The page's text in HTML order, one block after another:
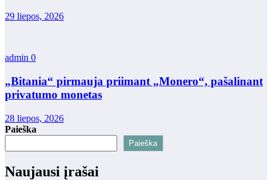
29 liepos, 2026
admin 0
„Bitania“ pirmauja priimant „Monero“, pašalinant
privatumo monetas
28 liepos, 2026
Paieška
Paieška
Naujausi įrašai